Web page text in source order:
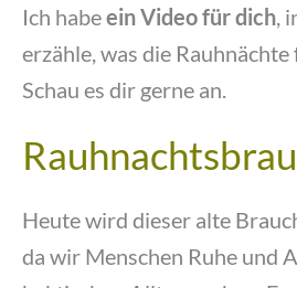
Ich habeein Video für dich,
erzähle, was die
Schau es dir gerne an.
Heute wird dieser alte
da wir Menschen Ruhe und